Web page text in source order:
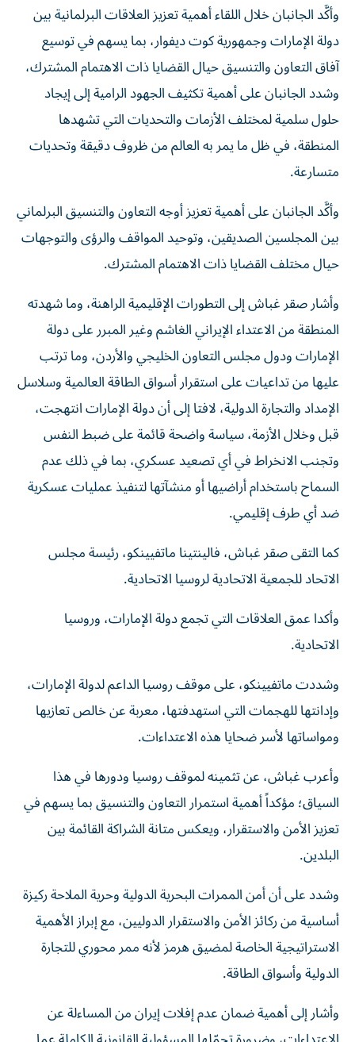
وأكَّد الجانبان خلال اللقاء أهمية تعزيز العلاقات البرلمانية بين
دولة الإمارات وجمهورية كوت ديفوار، بما يسهم في توسيع
آفاق التعاون والتنسيق حيال القضايا ذات الاهتمام المشترك،
وشدد الجانبان على أهمية تكثيف الجهود الرامية إلى إيجاد
حلول سلمية لمختلف الأزمات والتحديات التي تشهدها
المنطقة، في ظل ما يمر به العالم من ظروف دقيقة وتحديات
متسارعة.
وأكَّد الجانبان على أهمية تعزيز أوجه التعاون والتنسيق البرلماني
بين المجلسين الصديقين، وتوحيد المواقف والرؤى والتوجهات
حيال مختلف القضايا ذات الاهتمام المشترك.
وأشار صقر غباش إلى التطورات الإقليمية الراهنة، وما شهدته
المنطقة من الاعتداء الإيراني الغاشم وغير المبرر على دولة
الإمارات ودول مجلس التعاون الخليجي والأردن، وما ترتب
عليها من تداعيات على استقرار أسواق الطاقة العالمية وسلاسل
الإمداد والتجارة الدولية، لافتا إلى أن دولة الإمارات انتهجت،
قبل وخلال الأزمة، سياسة واضحة قائمة على ضبط النفس
وتجنب الانخراط في أي تصعيد عسكري، بما في ذلك عدم
السماح باستخدام أراضيها أو منشآتها لتنفيذ عمليات عسكرية
ضد أي طرف إقليمي.
كما التقى صقر غباش، فالينتينا ماتفيينكو، رئيسة مجلس
الاتحاد للجمعية الاتحادية لروسيا الاتحادية.
وأكدا عمق العلاقات التي تجمع دولة الإمارات، وروسيا
الاتحادية.
وشددت ماتفيينكو، على موقف روسيا الداعم لدولة الإمارات،
وإدانتها للهجمات التي استهدفتها، معربة عن خالص تعازيها
ومواساتها لأسر ضحايا هذه الاعتداءات.
وأعرب غباش، عن تثمينه لموقف روسيا ودورها في هذا
السياق؛ مؤكداً أهمية استمرار التعاون والتنسيق بما يسهم في
تعزيز الأمن والاستقرار، ويعكس متانة الشراكة القائمة بين
البلدين.
وشدد على أن أمن الممرات البحرية الدولية وحرية الملاحة ركيزة
أساسية من ركائز الأمن والاستقرار الدوليين، مع إبراز الأهمية
الاستراتيجية الخاصة لمضيق هرمز لأنه ممر محوري للتجارة
الدولية وأسواق الطاقة.
وأشار إلى أهمية ضمان عدم إفلات إيران من المساءلة عن